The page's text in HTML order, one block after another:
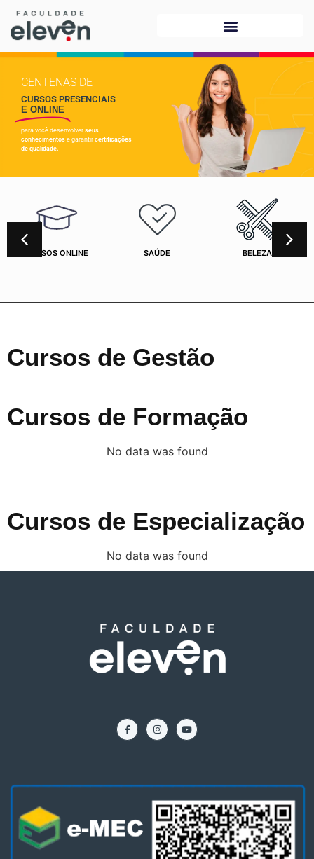
CENTENAS DE
CURSOS PRESENCIAIS
E ONLINE
para você desenvolver seus
conhecimentos e garantir certificações
de qualidade.
CURSOS ONLINE SAÚDE BELEZA
Cursos de Gestão
Cursos de Formação
No data was found
Cursos de Especialização
No data was found